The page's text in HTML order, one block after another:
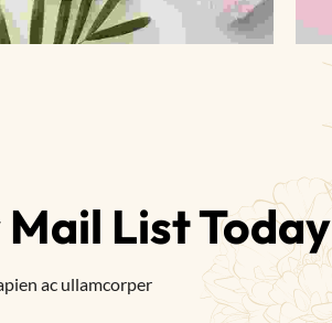
List Today
ac ullamcorper